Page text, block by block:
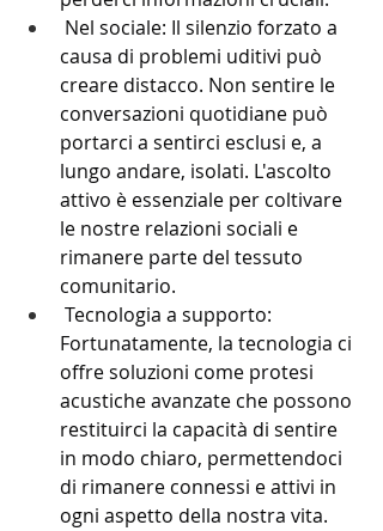
Nel sociale: Il silenzio forzato a
causa di problemi uditivi può
creare distacco. Non sentire le
conversazioni quotidiane può
portarci a sentirci esclusi e, a
lungo andare, isolati. L'ascolto
attivo è essenziale per coltivare
le nostre relazioni sociali e
rimanere parte del tessuto
comunitario.
Tecnologia a supporto:
Fortunatamente, la tecnologia ci
offre soluzioni come protesi
acustiche avanzate che possono
restituirci la capacità di sentire
in modo chiaro, permettendoci
di rimanere connessi e attivi in
ogni aspetto della nostra vita.